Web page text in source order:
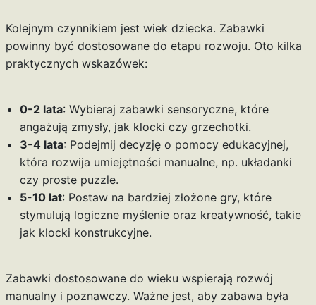
Kolejnym czynnikiem jest wiek dziecka. Zabawki
powinny być dostosowane do etapu rozwoju. Oto kilka
praktycznych wskazówek:
0-2 lata: Wybieraj zabawki sensoryczne, które
angażują zmysły, jak klocki czy grzechotki.
3-4 lata: Podejmij decyzję o pomocy edukacyjnej,
która rozwija umiejętności manualne, np. układanki
czy proste puzzle.
5-10 lat: Postaw na bardziej złożone gry, które
stymulują logiczne myślenie oraz kreatywność, takie
jak klocki konstrukcyjne.
Zabawki dostosowane do wieku wspierają rozwój
manualny i poznawczy. Ważne jest, aby zabawa była